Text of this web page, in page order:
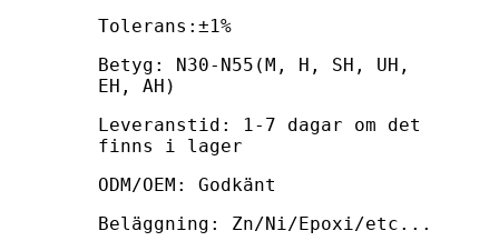
Tolerans:±1%
Betyg: N30-N55(M, H, SH, UH,
EH, AH)
Leveranstid: 1-7 dagar om det
finns i lager
ODM/OEM: Godkänt
Beläggning: Zn/Ni/Epoxi/etc...